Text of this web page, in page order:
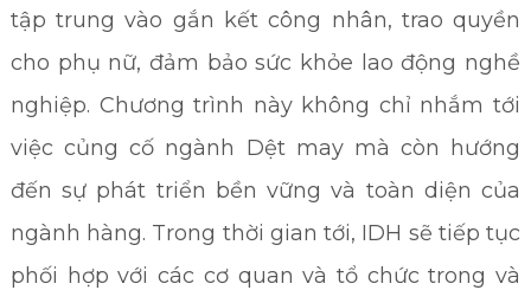
tập trung vào gắn kết công nhân, trao quyền
cho phụ nữ, đảm bảo sức khỏe lao động nghề
nghiệp. Chương trình này không chỉ nhắm tới
việc củng cố ngành Dệt may mà còn hướng
đến sự phát triển bền vững và toàn diện của
ngành hàng. Trong thời gian tới, IDH sẽ tiếp tục
phối hợp với các cơ quan và tổ chức trong và